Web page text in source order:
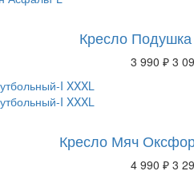
Кресло
3 990 ₽ 3
Кресло Мяч
4 990 ₽ 3